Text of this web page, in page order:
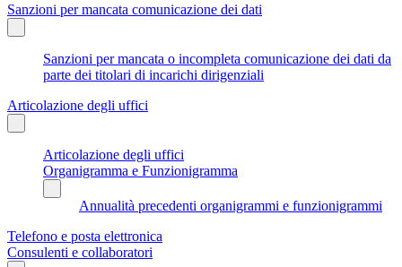
Sanzioni per mancata comunicazione dei dati
Sanzioni per mancata o incompleta comunicazione dei dati da
parte dei titolari di incarichi dirigenziali
Articolazione degli uffici
Articolazione degli uffici
Organigramma e Funzionigramma
Annualità precedenti organigrammi e funzionigrammi
Telefono e posta elettronica
Consulenti e collaboratori